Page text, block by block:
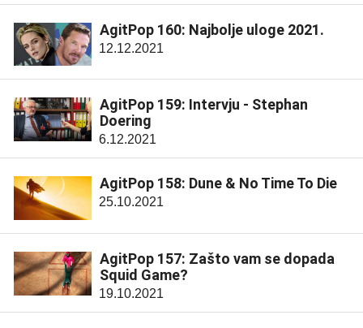
AgitPop 160: Najbolje uloge 2021.
12.12.2021
AgitPop 159: Intervju - Stephan
Doering
6.12.2021
AgitPop 158: Dune & No Time To Die
25.10.2021
AgitPop 157: Zašto vam se dopada
Squid Game?
19.10.2021